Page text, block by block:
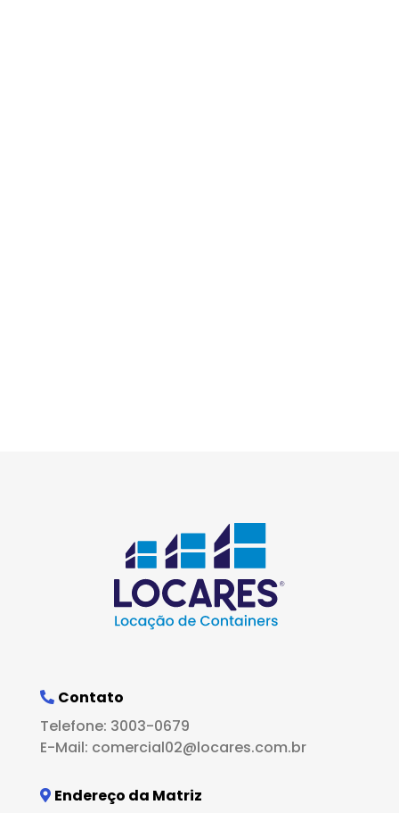
Contato
Telefone: 3003-0679
E-Mail: comercial02@locares.com.br
Endereço da Matriz